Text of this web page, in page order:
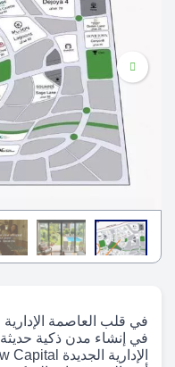
في قلب العاصمة
في إنشاء مدن ذكية